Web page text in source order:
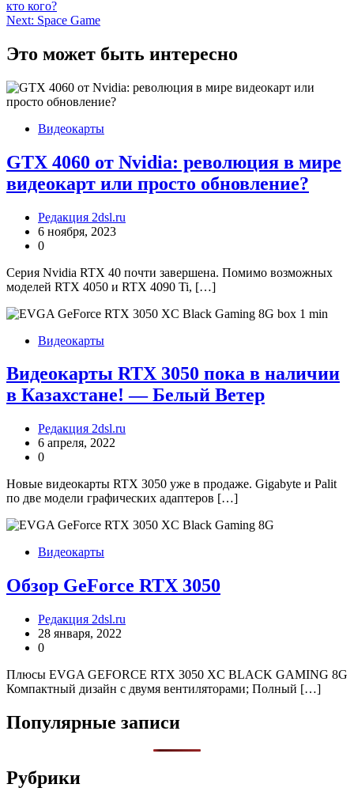
по
кто кого?
Next: Space Game
Это может быть интересно
Видеокарты
GTX 4060 от Nvidia: революция в мире
видеокарт или просто обновление?
Редакция 2dsl.ru
6 ноября, 2023
0
Серия Nvidia RTX 40 почти завершена. Помимо возможных
моделей RTX 4050 и RTX 4090 Ti, […]
Видеокарты
Видеокарты RTX 3050 пока в наличии
в Казахстане! — Белый Ветер
Редакция 2dsl.ru
6 апреля, 2022
0
Новые видеокарты RTX 3050 уже в продаже. Gigabyte и Palit
по две модели графических адаптеров […]
Видеокарты
Обзор GeForce RTX 3050
Редакция 2dsl.ru
28 января, 2022
0
Плюсы EVGA GEFORCE RTX 3050 XC BLACK GAMING 8G
Компактный дизайн с двумя вентиляторами; Полный […]
Популярные записи
Рубрики